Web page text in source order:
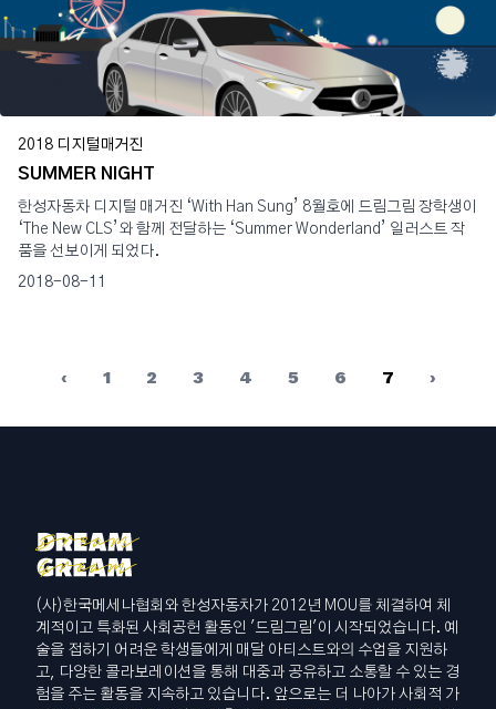
2018 디지털매거진
SUMMER NIGHT
한성자동차 디지털 매거진 ‘With Han Sung’ 8월호에 드림그림 장학생이
‘The New CLS’와 함께 전달하는 ‘Summer Wonderland’ 일러스트 작
품을 선보이게 되었다.
2018-08-11
‹ 1 2 3 4 5 6 7 ›
(사)한국메세나협회와 한성자동차가 2012년 MOU를 체결하여 체
계적이고 특화된 사회공헌 활동인 '드림그림'이 시작되었습니다. 예
술을 접하기 어려운 학생들에게 매달 아티스트와의 수업을 지원하
고, 다양한 콜라보레이션을 통해 대중과 공유하고 소통할 수 있는 경
험을 주는 활동을 지속하고 있습니다. 앞으로는 더 나아가 사회적 가